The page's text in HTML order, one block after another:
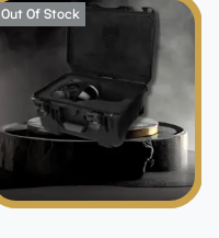
Out Of Stock